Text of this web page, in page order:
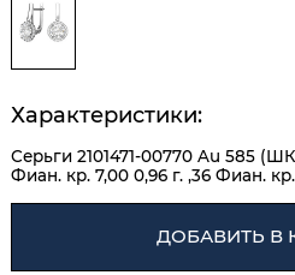
Характеристики:
Серьги 2101471-00770 Au 585
Фиан. кр. 7,00 0,96 г. ,36 Фиан. кр.
ДОБАВИТЬ В